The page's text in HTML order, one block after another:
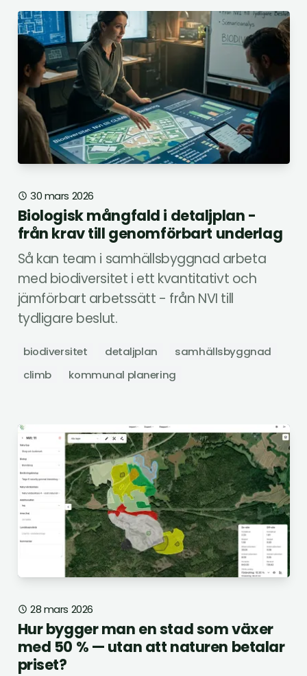
30 mars 2026
Biologisk mångfald i detaljplan -
från krav till genomförbart underlag
Så kan team i samhällsbyggnad arbeta
med biodiversitet i ett kvantitativt och
jämförbart arbetssätt - från NVI till
tydligare beslut.
biodiversitet detaljplan
samhällsbyggnad
climb
kommunal planering
28 mars 2026
Hur bygger man en stad som växer
med 50 % — utan att naturen betalar
priset?